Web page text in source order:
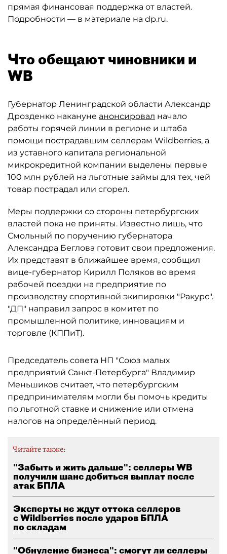
прямая финансовая поддержка от властей.
Подробности — в материале на dp.ru.
Что обещают чиновники и
WB
Губернатор Ленинградской области Александр
Дрозденко накануне анонсировал начало
работы горячей линии в регионе и штаба
помощи пострадавшим селлерам Wildberries, а
из уставного капитала региональной
микрокредитной компании выделены первые
100 млн рублей на льготные займы для тех, чей
товар пострадал или сгорел.
Меры поддержки со стороны петербургских
властей пока не приняты. Известно лишь, что
Смольный по поручению губернатора
Александра Беглова готовит свои предложения.
Их представят в ближайшее время, сообщил
вице-губернатор Кирилл Поляков во время
рабочей поездки на предприятие по
производству спортивной экипировки "Ракурс".
"ДП" направил запрос в комитет по
промышленной политике, инновациям и
торговле (КППиТ).
Председатель совета НП "Союз малых
предприятий Санкт-Петербурга" Владимир
Меньшиков считает, что петербургским
предпринимателям могли бы помочь кредиты
по льготной ставке и снижение или отмена
налогов на определённый период.
Читайте также:
"Забыть и жить дальше": селлеры WB
получили шанс добиться выплат после
атак БПЛА
Эксперты не ждут оттока селлеров
с Wildberries после ударов БПЛА
по складам
"Обнуление бизнеса": смогут ли селлеры